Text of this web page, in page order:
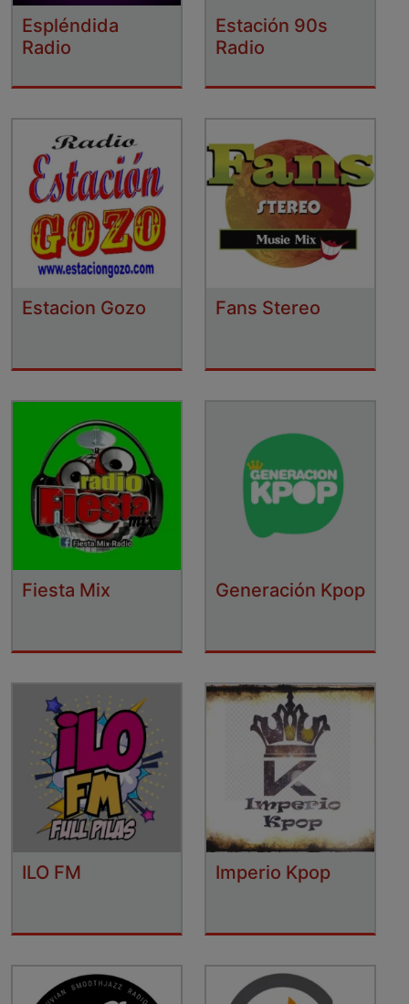
Espléndida
Radio
Estación 90s
Radio
Estacion Gozo Fans Stereo
Fiesta Mix Generación Kpop
ILO FM Imperio Kpop